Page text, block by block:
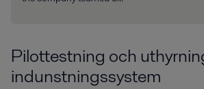
Pilottestning och
indunstningssystem